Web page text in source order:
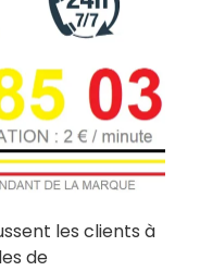
les clients à
de